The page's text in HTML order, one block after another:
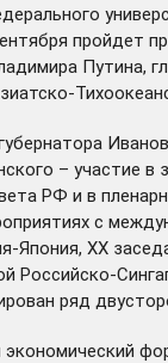
пройдет
Путина,
– участие в
РФ и в
с
Япония, ХХ
Российско-
ряд